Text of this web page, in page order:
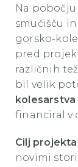
Na pobočju
smučišču
gorsko-
pred
različnih
bil velik
kolesarstva
financiral v
Cilj
novimi